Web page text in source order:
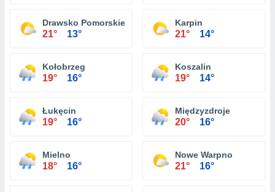
Drawsko Pomorskie
21° 13°
Karpin
21° 14°
Kołobrzeg
19° 16°
Koszalin
19° 14°
Łukęcin
19° 16°
Międzyzdroje
20° 16°
Mielno
18° 16°
Nowe Warpno
21° 16°